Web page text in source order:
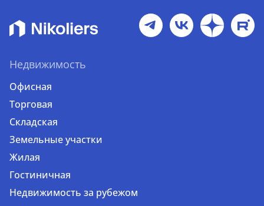
Недвижимость
Офисная
Торговая
Складская
Земельные участки
Жилая
Гостиничная
Недвижимость за рубежом